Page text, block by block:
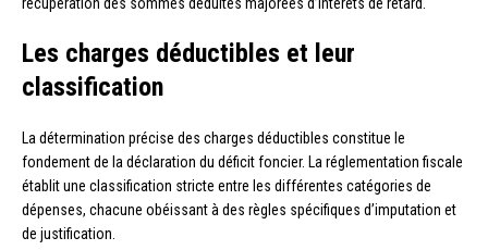
récupération des sommes déduites majorées d’intérêts de retard.
Les charges déductibles et leur
classification
La détermination précise des charges déductibles constitue le
fondement de la déclaration du déficit foncier. La réglementation fiscale
établit une classification stricte entre les différentes catégories de
dépenses, chacune obéissant à des règles spécifiques d’imputation et
de justification.